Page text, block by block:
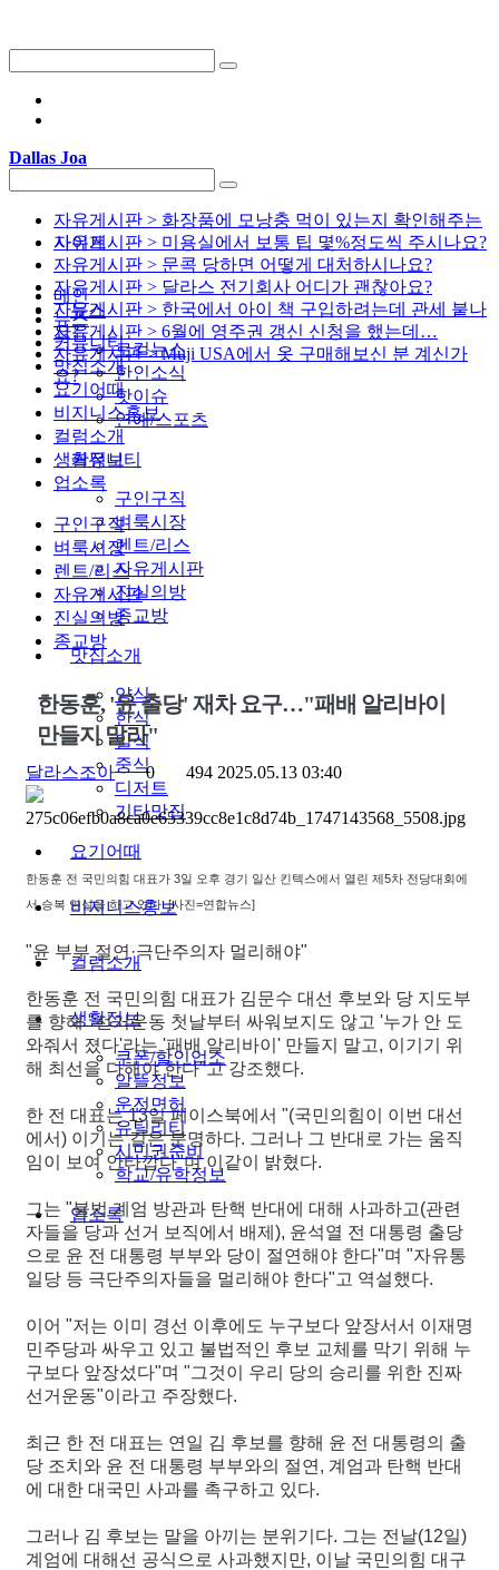
Dallas Joa
자유게시판 > 화장품에 모낭충 먹이 있는지 확인해주는
사이트
자유게시판 > 미용실에서 보통 팁 몇%정도씩 주시나요?
자유게시판 > 문콕 당하면 어떻게 대처하시나요?
자유게시판 > 달라스 전기회사 어디가 괜찮아요?
자유게시판 > 한국에서 아이 책 구입하려는데 관세 붙나
요?
자유게시판 > 6월에 영주권 갱신 신청을 했는데…
자유게시판 > Muji USA에서 옷 구매해보신 분 계신가
요?
뉴스
로컬뉴스
한인소식
핫이슈
연예/스포츠
커뮤니티
구인구직
벼룩시장
렌트/리스
자유게시판
진실의방
종교방
맛집소개
양식
한식
일식
중식
디저트
기타맛집
요기어때
비지니스홍보
컬럼소개
생활정보
쿠폰/할인업소
알뜰정보
운전면허
유틸리티
시민권준비
학교/유학정보
업소록
메인
뉴스
커뮤니티
맛집소개
요기어때
비지니스홍보
컬럼소개
생활정보
업소록
구인구직
벼룩시장
렌트/리스
자유게시판
진실의방
종교방
한동훈, '윤 출당' 재차 요구…"패배 알리바이
만들지 말라"
달라스조아 0 494 2025.05.13 03:40
한동훈 전 국민의힘 대표가 3일 오후 경기 일산 킨텍스에서 열린 제5차 전당대회에
서 승복 연설을 하고 있다. [사진=연합뉴스]
"윤 부부 절연·극단주의자 멀리해야"
한동훈 전 국민의힘 대표가 김문수 대선 후보와 당 지도부
를 향해 "선거운동 첫날부터 싸워보지도 않고 '누가 안 도
와줘서 졌다'라는 '패배 알리바이' 만들지 말고, 이기기 위
해 최선을 다해야 한다"고 강조했다.
한 전 대표는 13일 페이스북에서 "(국민의힘이 이번 대선
에서) 이기는 길은 분명하다. 그러나 그 반대로 가는 움직
임이 보여 안타깝다"며 이같이 밝혔다.
그는 "불법 계엄 방관과 탄핵 반대에 대해 사과하고(관련
자들을 당과 선거 보직에서 배제), 윤석열 전 대통령 출당
으로 윤 전 대통령 부부와 당이 절연해야 한다"며 "자유통
일당 등 극단주의자들을 멀리해야 한다"고 역설했다.
이어 "저는 이미 경선 이후에도 누구보다 앞장서서 이재명
민주당과 싸우고 있고 불법적인 후보 교체를 막기 위해 누
구보다 앞장섰다"며 "그것이 우리 당의 승리를 위한 진짜
선거운동"이라고 주장했다.
최근 한 전 대표는 연일 김 후보를 향해 윤 전 대통령의 출
당 조치와 윤 전 대통령 부부와의 절연, 계엄과 탄핵 반대
에 대한 대국민 사과를 촉구하고 있다.
그러나 김 후보는 말을 아끼는 분위기다. 그는 전날(12일)
계엄에 대해선 공식으로 사과했지만, 이날 국민의힘 대구